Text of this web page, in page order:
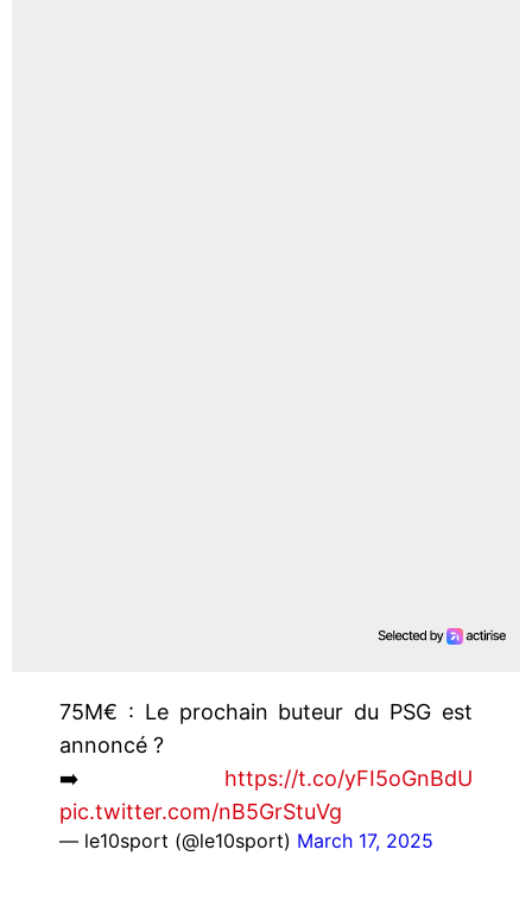
75M€ : Le prochain buteur du PSG est
annoncé ?
➡️ https://t.co/yFI5oGnBdU
pic.twitter.com/nB5GrStuVg
— le10sport (@le10sport) March 17, 2025